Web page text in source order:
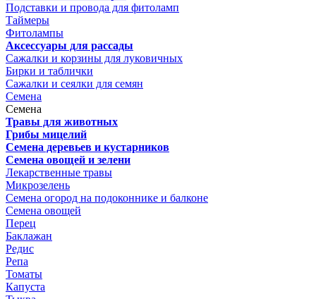
Подставки и провода для фитоламп
Таймеры
Фитолампы
Аксессуары для рассады
Сажалки и корзины для луковичных
Бирки и таблички
Сажалки и сеялки для семян
Семена
Семена
Травы для животных
Грибы мицелий
Семена деревьев и кустарников
Семена овощей и зелени
Лекарственные травы
Микрозелень
Семена огород на подоконнике и балконе
Семена овощей
Перец
Баклажан
Редис
Репа
Томаты
Капуста